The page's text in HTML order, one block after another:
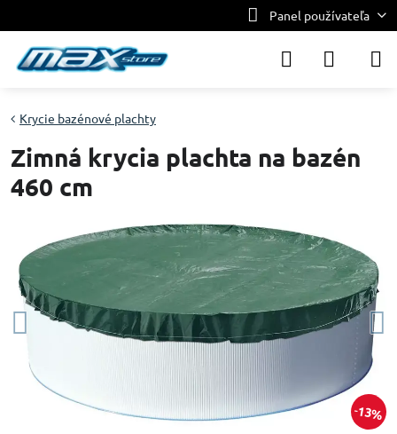
Panel používateľa
13%
Krycie bazénové plachty
Zimná krycia plachta na bazén
460 cm